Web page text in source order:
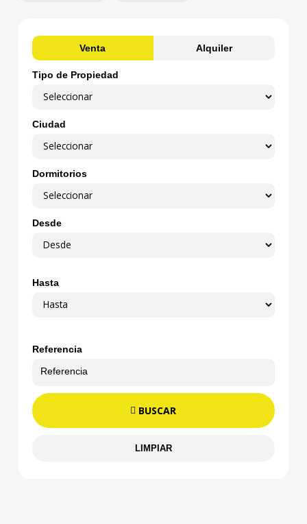
Venta Alquiler
Tipo de Propiedad
Ciudad
Dormitorios
Desde
Hasta
Referencia
BUSCAR
LIMPIAR